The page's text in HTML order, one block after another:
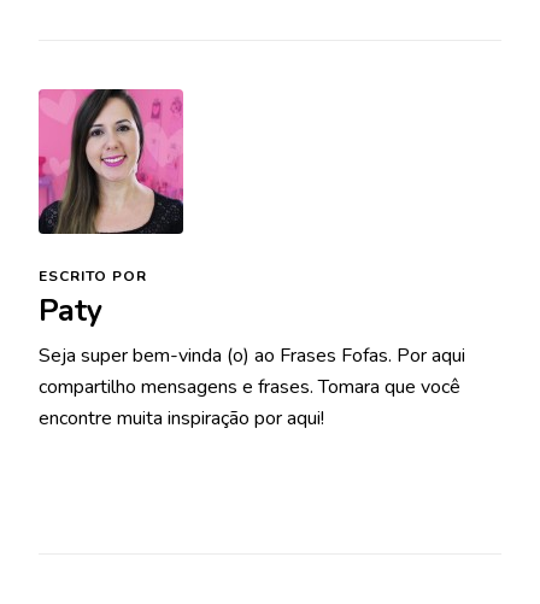
ESCRITO POR
Paty
Seja super bem-vinda (o) ao Frases Fofas. Por aqui
compartilho mensagens e frases. Tomara que você
encontre muita inspiração por aqui!